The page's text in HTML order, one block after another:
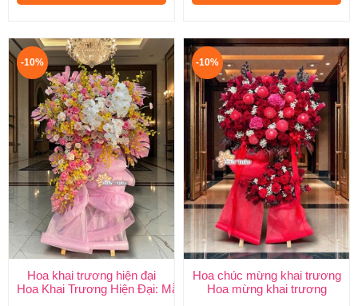
-10%
Hoa khai trương hiện đại
Hoa Khai Trương Hiện Đại: Mẫu Đẹp, Sang Trọng & Giao Nhanh
-10%
Hoa chúc mừng khai trương
Hoa mừng khai trương